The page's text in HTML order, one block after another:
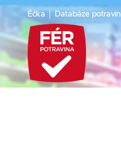
Éčka Databáze potravin